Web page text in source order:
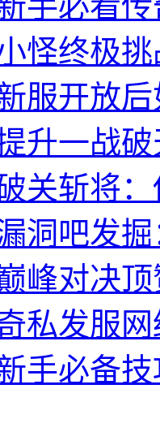
怪终极
服开放
升一战
关斩将
洞吧发
峰对决
私发服
手必备